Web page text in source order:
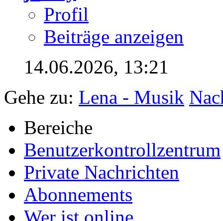
Profil
Beiträge anzeigen
14.06.2026, 13:21
Gehe zu: Lena - Musik
Bereiche
Benutzerkontrollzentrum
Private Nachrichten
Abonnements